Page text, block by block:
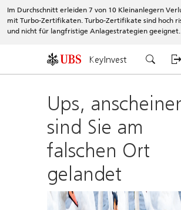
Im Durchschnitt erleiden 7 von 10 Kleinanlegern
mit Turbo-Zertifikaten. Turbo-Zertifikate sind hoch
und nicht für langfristige Anlagestrategien geeignet.
KeyInvest
Ups,
sind Sie am
falschen Ort
gelandet